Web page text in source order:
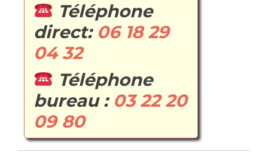
Téléphone
direct: 06 18 29
04 32
Téléphone
bureau : 03 22 20
09 80